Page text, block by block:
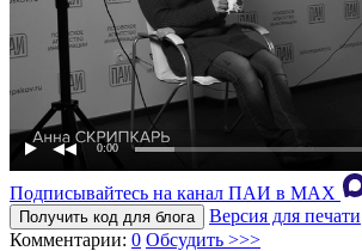
0:00
Подписывайтесь на канал ПАИ в MAХ
Получить код для блога
Версия для печати
Комментарии: 0 Обсудить >>>